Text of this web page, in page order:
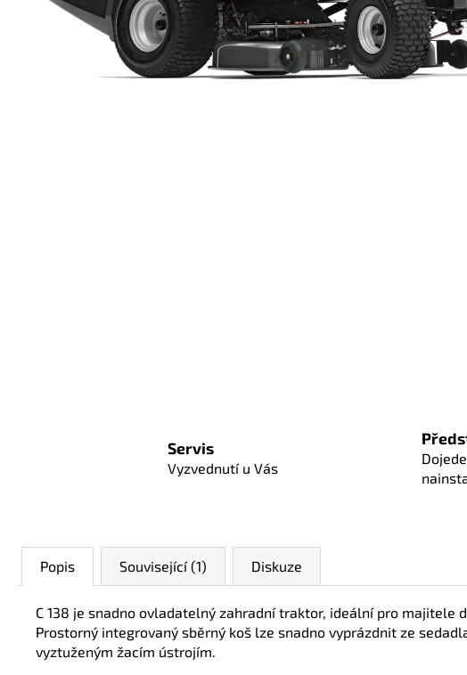
Servis
Vyzvednutí u Vás
Popis Související (1) Diskuze
C 138 je snadno ovladatelný zahradní traktor, ideální pro
Prostorný integrovaný sběrný koš lze snadno vyprázdnit ze
vyztuženým žacím ústrojím.